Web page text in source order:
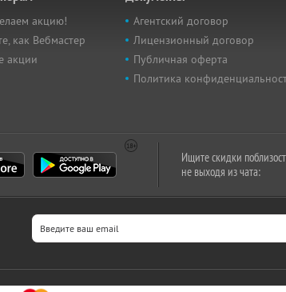
акцию!
как Вебмастер
акции
Агентский договор
Лицензионный договор
Публичная оферта
Политика
Ищите скидки
не выходя из чата: